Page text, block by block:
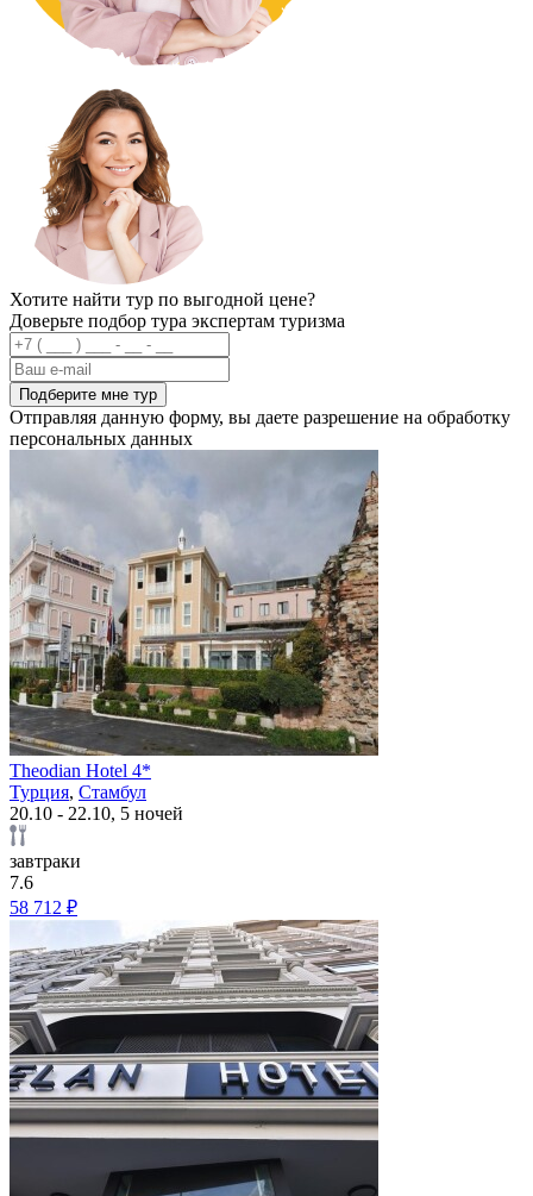
Хотите найти тур по выгодной цене?
Доверьте подбор тура экспертам туризма
Подберите мне тур
Отправляя данную форму, вы даете разрешение на обработку
персональных данных
Theodian Hotel 4*
Турция, Стамбул
20.10 - 22.10, 5 ночей
завтраки
7.6
58 712 ₽